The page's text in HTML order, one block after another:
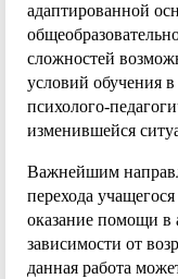
адаптированной
сложностей
условий обучения
психолого-
изменившейся
Важнейшим
перехода
оказание помощи в
зависимости от
данная работа